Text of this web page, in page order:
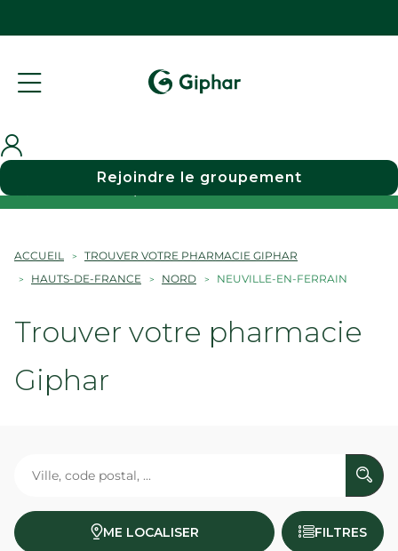
Choisir une pharmacie
Rejoindre le groupement
ACCUEIL
TROUVER VOTRE PHARMACIE GIPHAR
HAUTS-DE-FRANCE
NORD NEUVILLE-EN-FERRAIN
Trouver votre pharmacie
Giphar
ME LOCALISER FILTRES